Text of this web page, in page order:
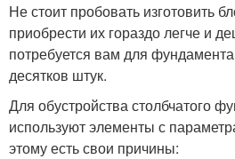
Не стоит пробовать изготовить
приобрести их гораздо легче и
потребуется вам для
десятков штук.
Для обустройства столбчатого
используют элементы с
этому есть свои причины: